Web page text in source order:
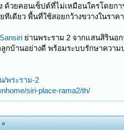
วยคอนเซ็ปต์ที่ไม่เหมือนใครโดยกา
ทีเดียว พื้นที่ใช้สอยกว้างขวางในราค
ย่านพระราม 2 จากแสนสิรินอ
กบ้านอย่างดี พร้อมระบบรักษาคว
/พระราม-2
siri-place-rama2/th/
»